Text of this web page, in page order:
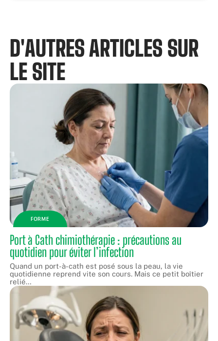
D'AUTRES ARTICLES SUR
LE SITE
FORME
Port à Cath chimiothérapie : précautions au
quotidien pour éviter l’infection
Quand un port-à-cath est posé sous la peau, la vie
quotidienne reprend vite son cours. Mais ce petit boîtier
relié…